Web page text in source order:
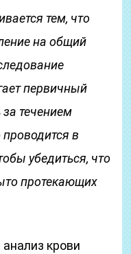
тем, что
на общий
первичный
за течением
в
убедиться, что
протекающих
крови